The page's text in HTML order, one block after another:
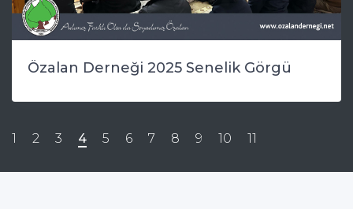
Özalan Derneği 2025 Senelik Görgü